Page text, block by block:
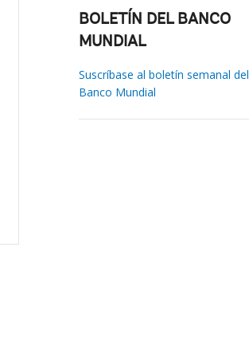
BOLETÍN DEL BANCO
MUNDIAL
Suscríbase al boletín semanal del
Banco Mundial